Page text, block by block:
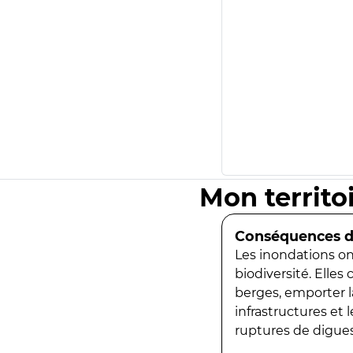
Mon
Conséquences
Les inondations
biodiversité. Elles
berges, emporter
infrastructures et
ruptures de